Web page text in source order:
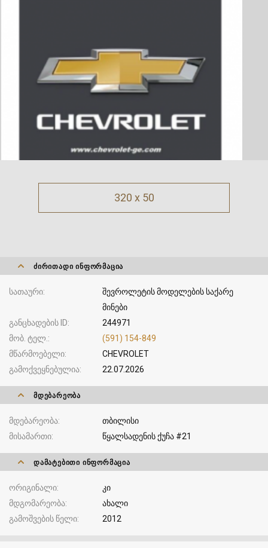
320 x 50
ᲫᲘᲠᲘᲗᲐᲓᲘ ᲘᲜᲤᲝᲠᲛᲐᲪᲘᲐ
სათაური
შევროლეტის მოდელების საქარე
მინები
განცხადების ID
244971
მობ. ტელ.
(591) 154-849
მწარმოებელი
CHEVROLET
გამოქვეყნებულია
22.07.2026
ᲛᲓᲔᲑᲐᲠᲔᲝᲑᲐ
მდებარეობა
თბილისი
მისამართი
წყალსადენის ქუჩა #21
ᲓᲐᲛᲐᲢᲔᲑᲘᲗᲘ ᲘᲜᲤᲝᲠᲛᲐᲪᲘᲐ
ორიგინალი
კი
მდგომარეობა
ახალი
გამოშვების წელი
2012